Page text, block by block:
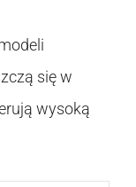
się w
wysoką